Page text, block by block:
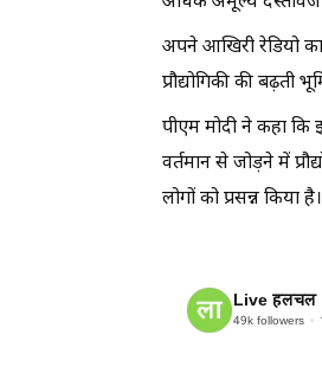
अपने आखिरी रेडियो
प्रौद्योगिकी की बढ़ती
पीएम मोदी ने कहा
वर्तमान से जोड़ने में
लोगों को प्रसन्न किया है।
Live हलचल
49k followers